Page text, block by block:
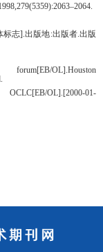
志].出版地:出版者.出版
OL].Houston
OL].[2000-01-